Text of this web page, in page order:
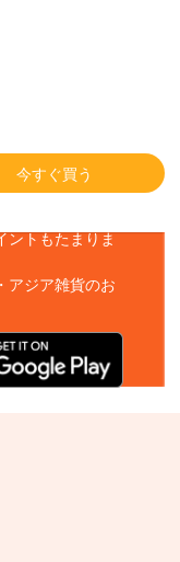
今すぐ買う
ントもたまりま
アジア雑貨のお